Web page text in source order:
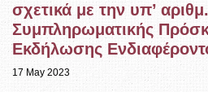
σχετικά με την υπ’
Συμπληρωματικής
Εκδήλωσης
17 May 2023